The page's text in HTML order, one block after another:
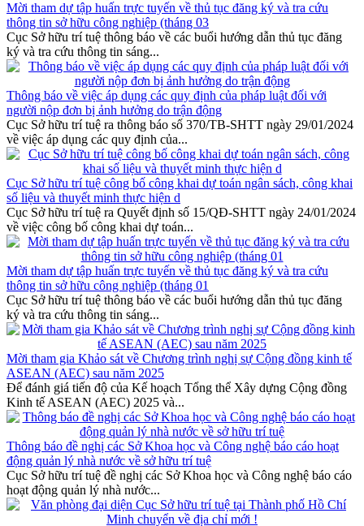
Mời tham dự tập huấn trực tuyến về thủ tục đăng ký và tra cứu
thông tin sở hữu công nghiệp (tháng 03
Cục Sở hữu trí tuệ thông báo về các buổi hướng dẫn thủ tục đăng
ký và tra cứu thông tin sáng...
Thông báo về việc áp dụng các quy định của pháp luật đối với
người nộp đơn bị ảnh hưởng do trận động
Cục Sở hữu trí tuệ ra thông báo số 370/TB-SHTT ngày 29/01/2024
về việc áp dụng các quy định của...
Cục Sở hữu trí tuệ công bố công khai dự toán ngân sách, công khai
số liệu và thuyết minh thực hiện d
Cục Sở hữu trí tuệ ra Quyết định số 15/QĐ-SHTT ngày 24/01/2024
về việc công bố công khai dự toán...
Mời tham dự tập huấn trực tuyến về thủ tục đăng ký và tra cứu
thông tin sở hữu công nghiệp (tháng 01
Cục Sở hữu trí tuệ thông báo về các buổi hướng dẫn thủ tục đăng
ký và tra cứu thông tin sáng...
Mời tham gia Khảo sát về Chương trình nghị sự Cộng đồng kinh tế
ASEAN (AEC) sau năm 2025
Để đánh giá tiến độ của Kế hoạch Tổng thể Xây dựng Cộng đồng
Kinh tế ASEAN (AEC) 2025 và...
Thông báo đề nghị các Sở Khoa học và Công nghệ báo cáo hoạt
động quản lý nhà nước về sở hữu trí tuệ
Cục Sở hữu trí tuệ đề nghị các Sở Khoa học và Công nghệ báo cáo
hoạt động quản lý nhà nước...